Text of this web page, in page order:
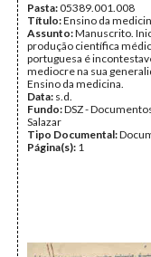
Pasta:05389.001.008
Título:Ensino da
Assunto:Manuscrito.
produção científica
portuguesa é
mediocre na sua
Ensino da medicina.
Data: s.d.
Fundo:DSZ -
Salazar
Tipo Documental:
Página(s): 1